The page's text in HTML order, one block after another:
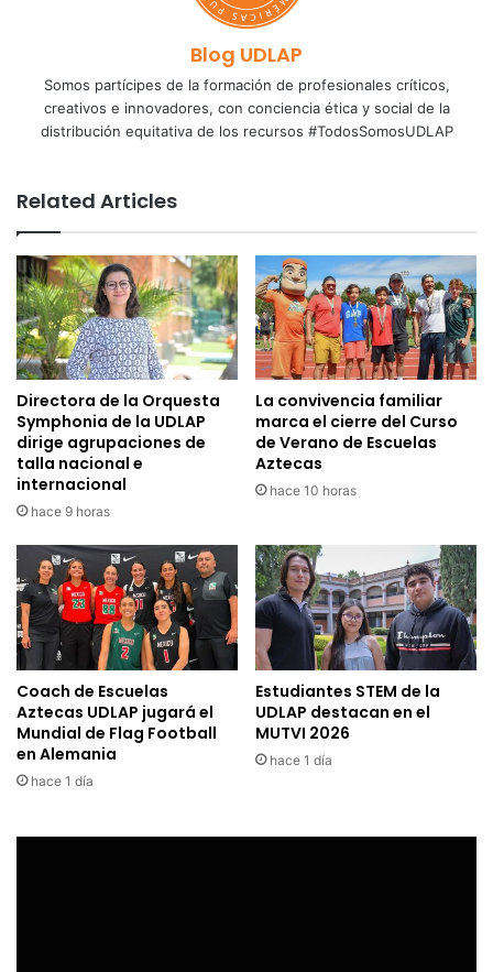
Blog UDLAP
Somos partícipes de la formación de profesionales críticos,
creativos e innovadores, con conciencia ética y social de la
distribución equitativa de los recursos #TodosSomosUDLAP
Related Articles
Directora de la Orquesta
Symphonia de la UDLAP
dirige agrupaciones de
talla nacional e
internacional
hace 9 horas
La convivencia familiar
marca el cierre del Curso
de Verano de Escuelas
Aztecas
hace 10 horas
Coach de Escuelas
Aztecas UDLAP jugará el
Mundial de Flag Football
en Alemania
hace 1 día
Estudiantes STEM de la
UDLAP destacan en el
MUTVI 2026
hace 1 día